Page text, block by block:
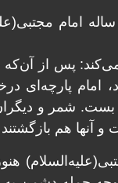
امام
پس از
امام
بست. شمر و
و آنها هم